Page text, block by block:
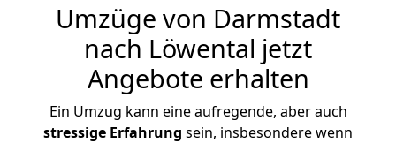
Umzüge von Darmstadt
nach Löwental jetzt
Angebote erhalten
Ein Umzug kann eine aufregende, aber auch
stressige Erfahrung sein, insbesondere wenn